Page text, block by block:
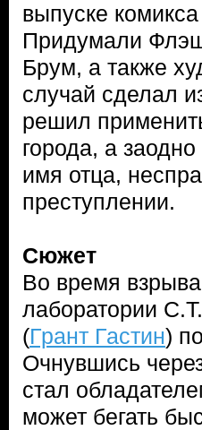
выпуске
Придумали
Брум, а также
случай сделал
решил
города, а
имя отца,
преступлении.
Сюжет
Во время
лаборатории
(Грант Гастин)
Очнувшись
стал
может бегать